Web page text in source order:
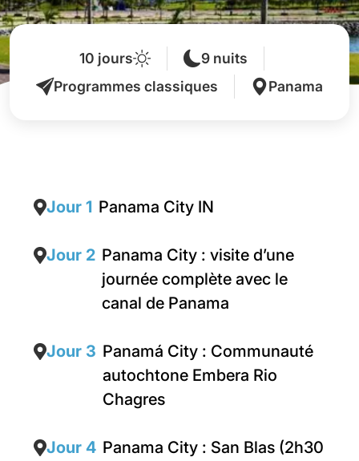
10 jours
9 nuits
Programmes classiques
Panama
Jour 1 Panama City IN
Jour 2 Panama City : visite d’une
journée complète avec le
canal de Panama
Jour 3 Panamá City : Communauté
autochtone Embera Rio
Chagres
Jour 4 Panama City : San Blas (2h30